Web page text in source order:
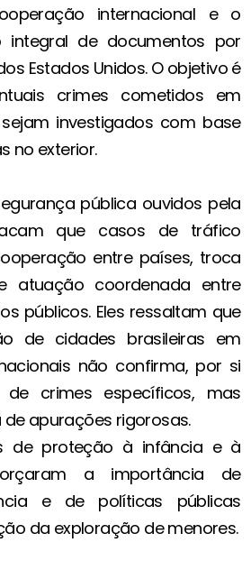
internacional e o
integral de documentos por
Estados Unidos. O objetivo é
crimes cometidos em
investigados com base
no exterior.
pública ouvidos pela
que casos de tráfico
entre países, troca
atuação coordenada entre
públicos. Eles ressaltam que
de cidades brasileiras em
não confirma, por si
crimes específicos, mas
apurações rigorosas.
de proteção à infância e à
a importância de
e de políticas públicas
da exploração de menores.